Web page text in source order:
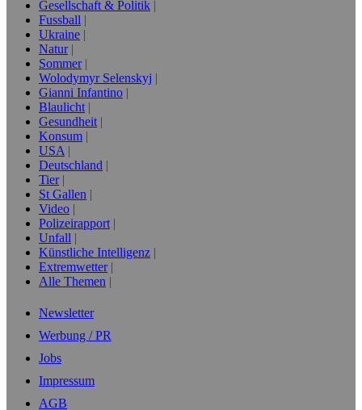
Gesellschaft & Politik
Fussball
Ukraine
Natur
Sommer
Wolodymyr Selenskyj
Gianni Infantino
Blaulicht
Gesundheit
Konsum
USA
Deutschland
Tier
St Gallen
Video
Polizeirapport
Unfall
Künstliche Intelligenz
Extremwetter
Alle Themen
Newsletter
Werbung / PR
Jobs
Impressum
AGB